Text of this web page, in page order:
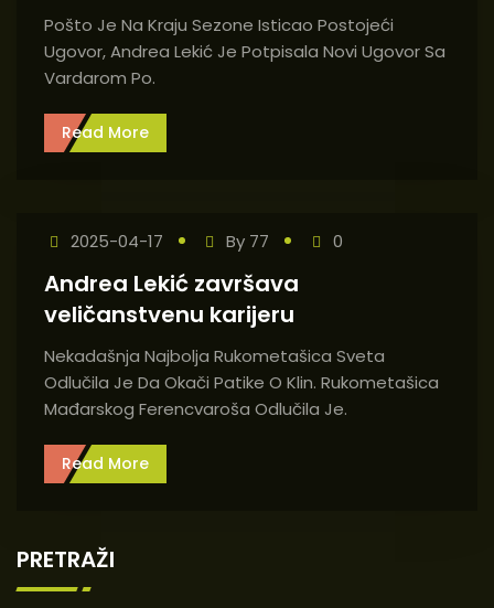
Pošto Je Na Kraju Sezone Isticao Postojeći
Ugovor, Andrea Lekić Je Potpisala Novi Ugovor Sa
Vardarom Po.
Read More
2025-04-17 By 77 0
Andrea Lekić završava
veličanstvenu karijeru
Nekadašnja Najbolja Rukometašica Sveta
Odlučila Je Da Okači Patike O Klin. Rukometašica
Mađarskog Ferencvaroša Odlučila Je.
Read More
PRETRAŽI